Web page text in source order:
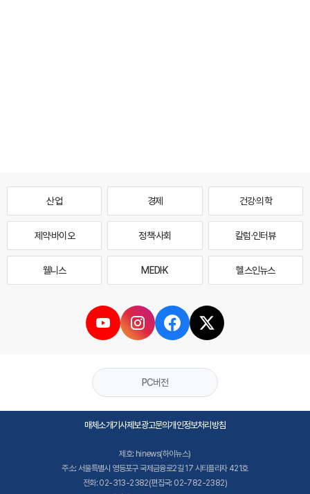
산업 경제 건강·의학
제약·바이오 정책·사회 칼럼·인터뷰
웰니스 MEDI·K 헬스인뉴스
PC버전
매체소개기사제보광고문의개인정보처리방침
제호: hinews(하이뉴스)
주소: 서울특별시 영등포구 국제금융로2길 17 시티플라자 421호
전화: 02-313-2382(편집국: 02-782-2382)